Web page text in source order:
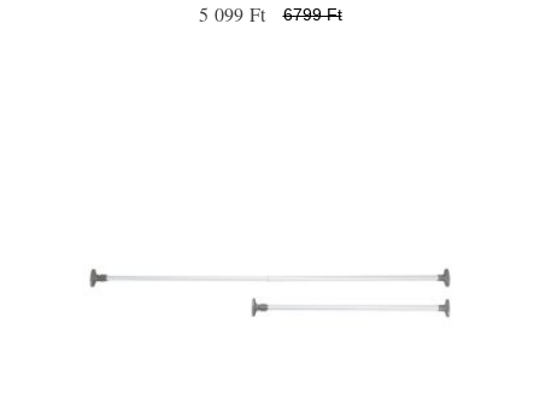
5 099 Ft 6799 Ft